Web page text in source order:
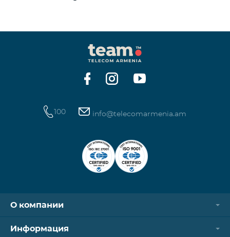
100 info@telecomarmenia.am
О компании
Информация